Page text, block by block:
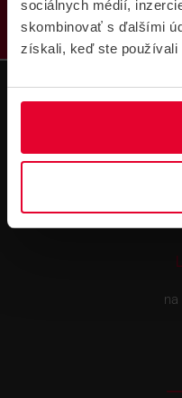
sociálnych médií,
skombinovať s ďalšími
získali, keď ste používali